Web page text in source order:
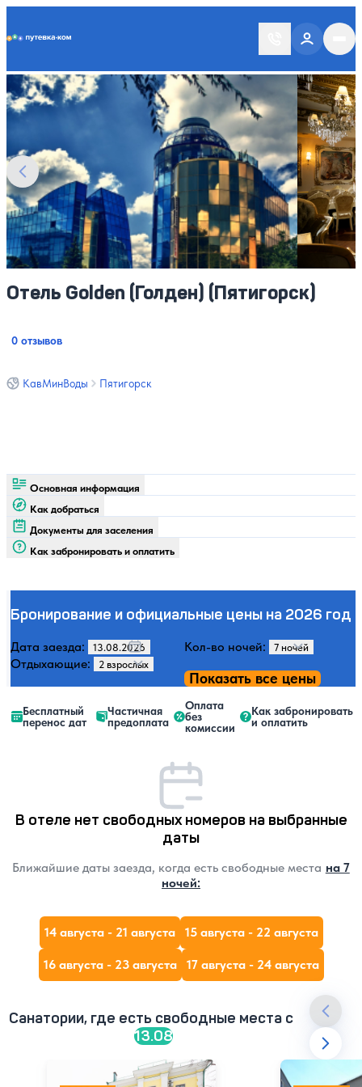
Смотреть все фото6
Отель Golden (Голден) (Пятигорск)
КавМинВоды Пятигорск
0 отзывов
Основная информация
Как добраться
Документы для заселения
Как забронировать и оплатить
Бронирование и официальные цены на 2026 год
Дата заезда:
Кол-во ночей:
Отдыхающие:
Показать все цены
Бесплатный
перенос дат
Частичная
предоплата
Оплата
без
комиссии
Как забронировать
и оплатить
В отеле нет свободных номеров на выбранные
даты
Ближайшие даты заезда, когда есть свободные места на 7
ночей:
14 августа - 21 августа 15 августа - 22 августа
16 августа - 23 августа 17 августа - 24 августа
Санатории, где есть свободные места c
13.08
Санаторий